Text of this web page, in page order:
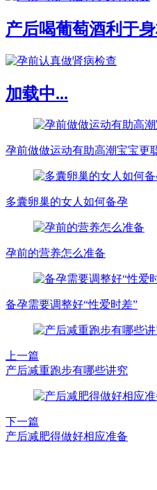
产后喝葡萄酒利于
加载中...
孕前做做运动有助高潮宝宝更
多囊卵巢的女人如何备孕
孕前的营养怎么准备
备孕需要调整好“性爱时差”
上一篇
产后减重跑步有哪些讲究
下一篇
产后减肥得做好相应准备